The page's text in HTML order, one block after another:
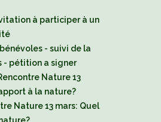
à participer à un
- suivi de la
- pétition a signer
Nature 13
à la nature?
Nature 13 mars: Quel